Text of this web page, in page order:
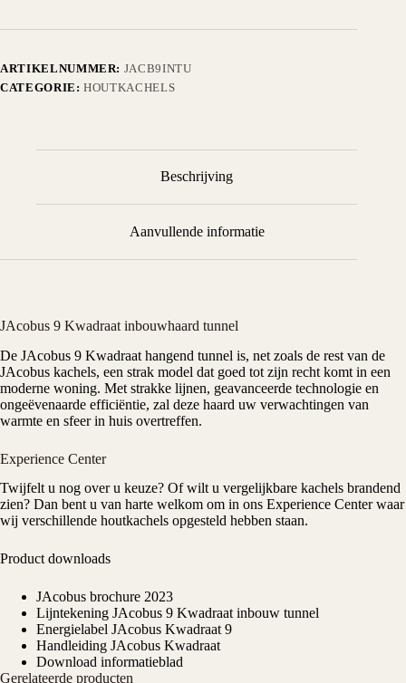
ARTIKELNUMMER: JACB9INTU
CATEGORIE:HOUTKACHELS
Beschrijving
Aanvullende informatie
JAcobus 9 Kwadraat inbouwhaard tunnel
De JAcobus 9 Kwadraat hangend tunnel is, net zoals de rest van de
JAcobus kachels, een strak model dat goed tot zijn recht komt in een
moderne woning. Met strakke lijnen, geavanceerde technologie en
ongeëvenaarde efficiëntie, zal deze haard uw verwachtingen van
warmte en sfeer in huis overtreffen.
Experience Center
Twijfelt u nog over u keuze? Of wilt u vergelijkbare kachels brandend
zien? Dan bent u van harte welkom om in ons Experience Centerwaar
wij verschillende houtkachels opgesteld hebben staan.
Product downloads
JAcobus brochure 2023
Lijntekening JAcobus 9 Kwadraat inbouw tunnel
Energielabel JAcobus Kwadraat 9
Handleiding JAcobus Kwadraat
Download informatieblad
Gerelateerde producten